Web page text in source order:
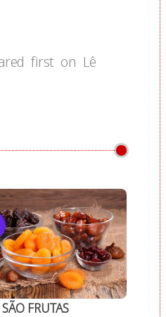
first on Lê
FRUTAS